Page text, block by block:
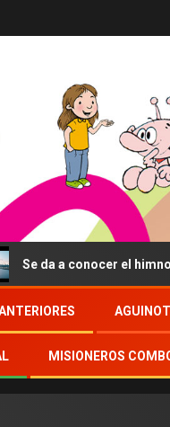
a conocer el himno de la
MISIONEROS